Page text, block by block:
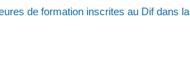
de formation inscrites au Dif dans la